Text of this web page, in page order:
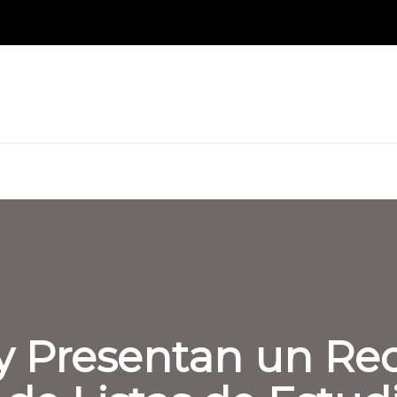
Presentan un